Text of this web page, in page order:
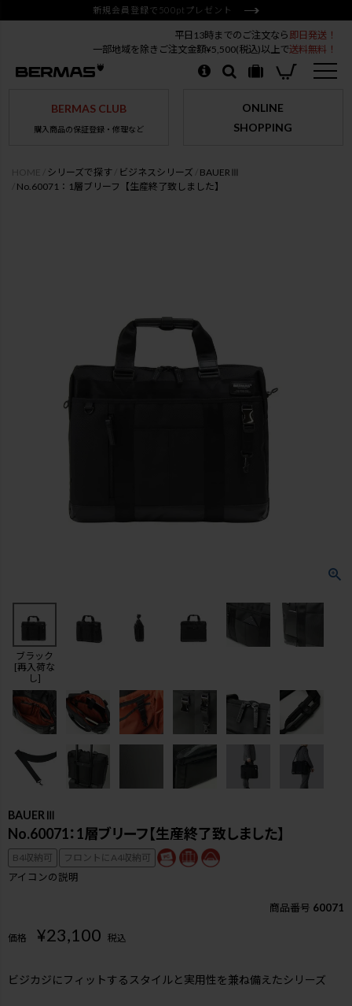
新規会員登録で500ptプレゼント
平日13時までのご注文なら 即日発送！
一部地域を除きご注文金額¥5,500(税込)以上で送料無料！
BERMAS CLUB
購入商品の保証登録・修理など
ONLINE
SHOPPING
HOME シリーズで探す ビジネスシリーズ
BAUERⅢ
No.60071：1層ブリーフ【生産終了致しました】
ブラック
[再入荷な
し]
BAUERⅢ
No.60071：1層ブリーフ【生産終了致しました】
B4収納可
フロントにA4収納可
アイコンの説明
商品番号 60071
価格 ¥23,100 税込
ビジカジにフィットするスタイルと実用性を兼ね備えたシリーズ